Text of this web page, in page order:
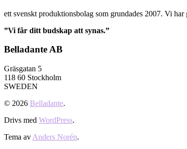
ett svenskt produktionsbolag som grundades 2007. Vi
”Vi får ditt budskap att synas.”
Belladante AB
Gräsgatan 5
118 60 Stockholm
SWEDEN
© 2026 Belladante.
Drivs med WordPress.
Tema av Anders Norén.